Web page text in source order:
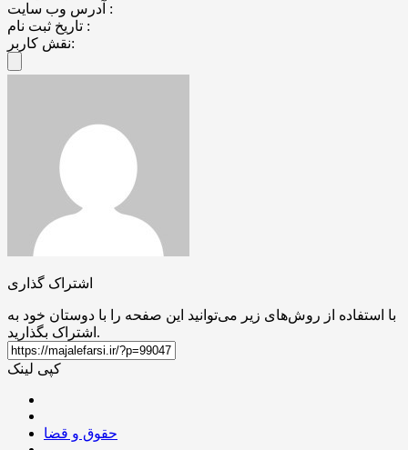
آدرس وب سایت :
تاریخ ثبت نام :
نقش کاربر:
اشتراک گذاری
با استفاده از روش‌های زیر می‌توانید این صفحه را با دوستان خود به
اشتراک بگذارید.
کپی لینک
حقوق و قضا